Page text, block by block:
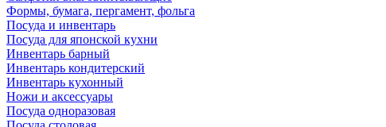
Формы, бумага, пергамент, фольга
Посуда и инвентарь
Посуда для японской кухни
Инвентарь барный
Инвентарь кондитерский
Инвентарь кухонный
Ножи и аксессуары
Посуда одноразовая